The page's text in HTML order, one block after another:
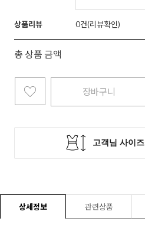
상품리뷰 0
총 상품 금액
장바구니
상세정보 관련상품